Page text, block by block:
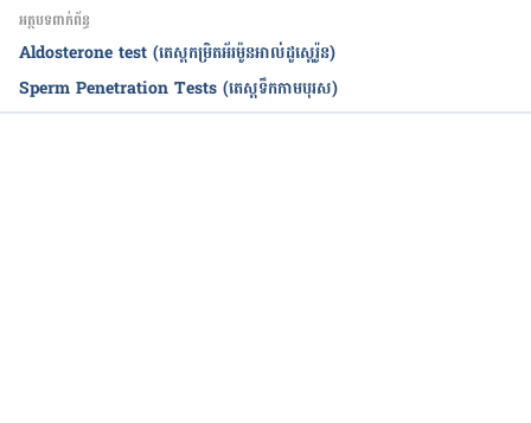
អត្ថបទពាក់ព័ន្ធ
Aldosterone test (តេស្តកម្រិតអ័រម៉ូនអាល់ដូស្តេរ៉ូន)
Sperm Penetration Tests (​តេស្ត​ទឹកកាម​បុរស)